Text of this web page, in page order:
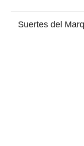
Suertes del